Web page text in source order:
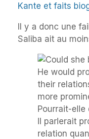
Kante et faits
Il y a donc une
Saliba ait au
Pourrait-
Il parlerait
relation